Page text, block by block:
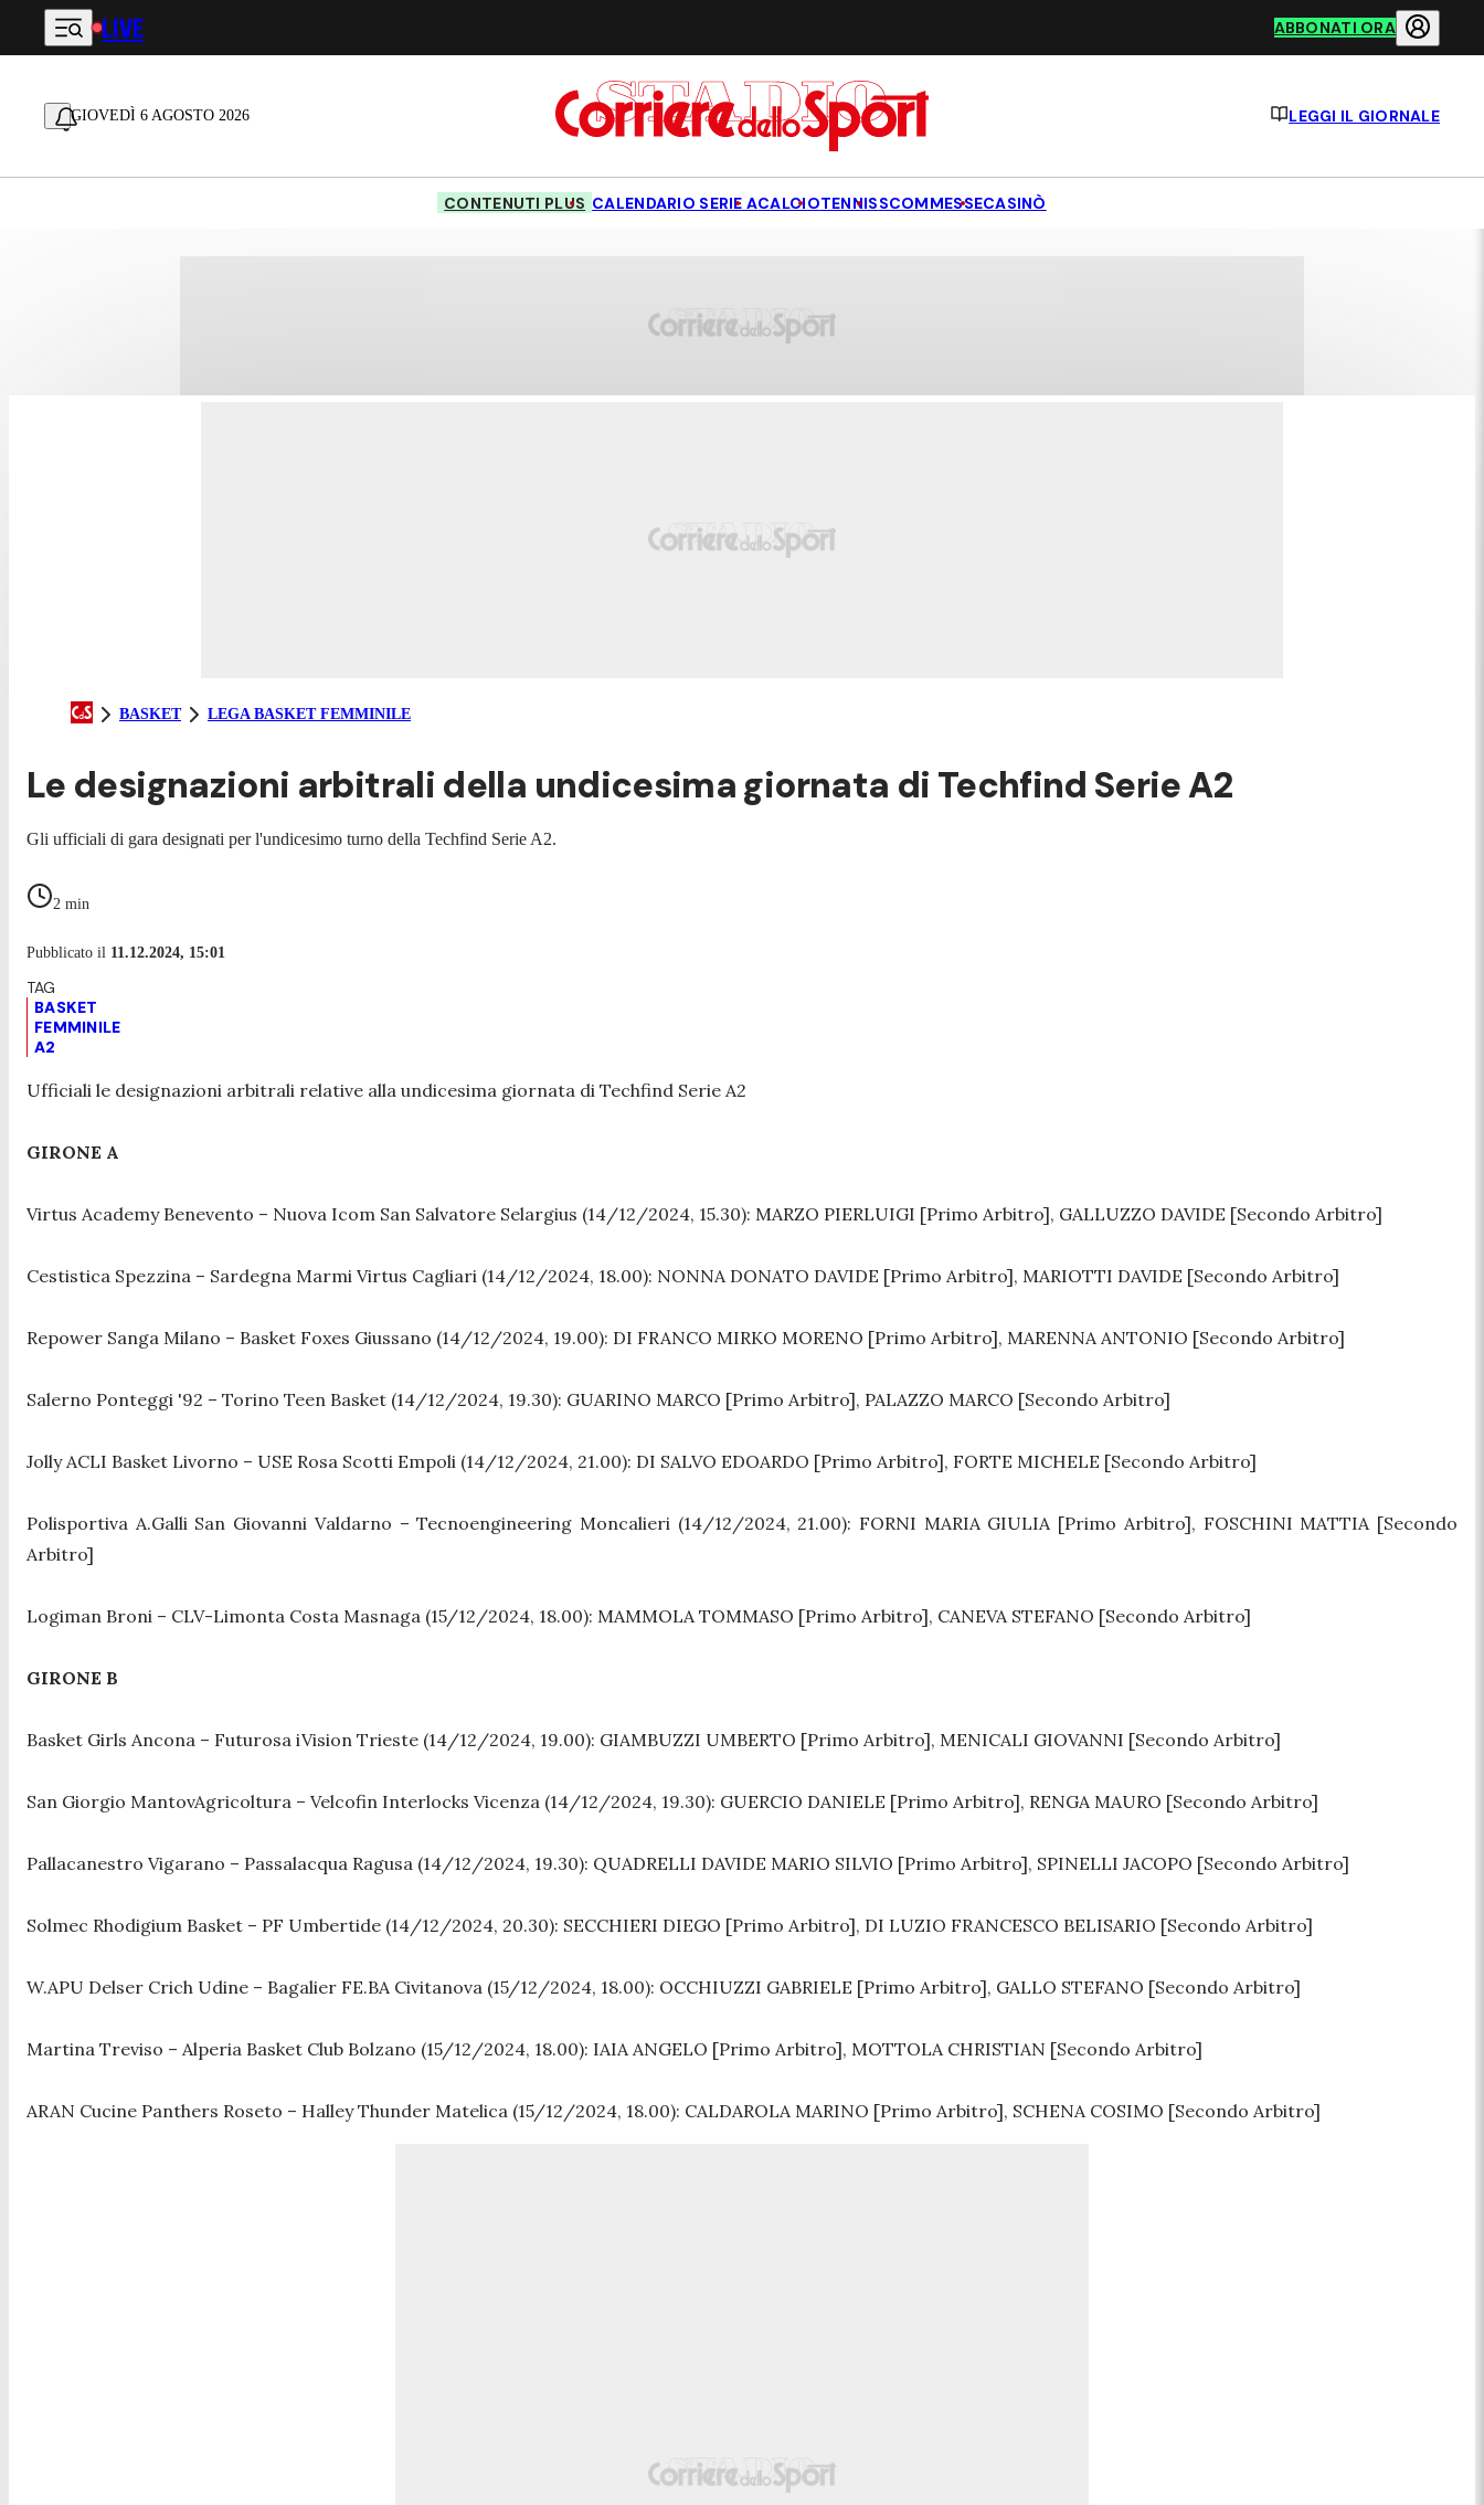
Vai al contenuto principale
LIVE ABBONATI ORA
GIOVEDÌ 6 AGOSTO 2026 LEGGI IL GIORNALE
CONTENUTI PLUS CALENDARIO SERIE ACALCIOTENNISSCOMMESSECASINÒ
BASKET LEGA BASKET FEMMINILE
Le designazioni arbitrali della undicesima giornata di Techfind Serie A2
Gli ufficiali di gara designati per l'undicesimo turno della Techfind Serie A2.
2 min
Pubblicato il 11.12.2024, 15:01
BASKET
FEMMINILE
A2
Ufficiali le designazioni arbitrali relative alla undicesima giornata di Techfind Serie A2
GIRONE A
Virtus Academy Benevento – Nuova Icom San Salvatore Selargius (14/12/2024, 15.30): MARZO PIERLUIGI [Primo Arbitro], GALLUZZO DAVIDE [Secondo Arbitro]
Cestistica Spezzina – Sardegna Marmi Virtus Cagliari (14/12/2024, 18.00): NONNA DONATO DAVIDE [Primo Arbitro], MARIOTTI DAVIDE [Secondo Arbitro]
Repower Sanga Milano – Basket Foxes Giussano (14/12/2024, 19.00): DI FRANCO MIRKO MORENO [Primo Arbitro], MARENNA ANTONIO [Secondo Arbitro]
Salerno Ponteggi '92 – Torino Teen Basket (14/12/2024, 19.30): GUARINO MARCO [Primo Arbitro], PALAZZO MARCO [Secondo Arbitro]
Jolly ACLI Basket Livorno – USE Rosa Scotti Empoli (14/12/2024, 21.00): DI SALVO EDOARDO [Primo Arbitro], FORTE MICHELE [Secondo Arbitro]
Polisportiva A.Galli San Giovanni Valdarno – Tecnoengineering Moncalieri (14/12/2024, 21.00): FORNI MARIA GIULIA [Primo Arbitro], FOSCHINI MATTIA [Secondo
Arbitro]
Logiman Broni – CLV-Limonta Costa Masnaga (15/12/2024, 18.00): MAMMOLA TOMMASO [Primo Arbitro], CANEVA STEFANO [Secondo Arbitro]
GIRONE B
Basket Girls Ancona – Futurosa iVision Trieste (14/12/2024, 19.00): GIAMBUZZI UMBERTO [Primo Arbitro], MENICALI GIOVANNI [Secondo Arbitro]
San Giorgio MantovAgricoltura – Velcofin Interlocks Vicenza (14/12/2024, 19.30): GUERCIO DANIELE [Primo Arbitro], RENGA MAURO [Secondo Arbitro]
Pallacanestro Vigarano – Passalacqua Ragusa (14/12/2024, 19.30): QUADRELLI DAVIDE MARIO SILVIO [Primo Arbitro], SPINELLI JACOPO [Secondo Arbitro]
Solmec Rhodigium Basket – PF Umbertide (14/12/2024, 20.30): SECCHIERI DIEGO [Primo Arbitro], DI LUZIO FRANCESCO BELISARIO [Secondo Arbitro]
W.APU Delser Crich Udine – Bagalier FE.BA Civitanova (15/12/2024, 18.00): OCCHIUZZI GABRIELE [Primo Arbitro], GALLO STEFANO [Secondo Arbitro]
Martina Treviso – Alperia Basket Club Bolzano (15/12/2024, 18.00): IAIA ANGELO [Primo Arbitro], MOTTOLA CHRISTIAN [Secondo Arbitro]
ARAN Cucine Panthers Roseto – Halley Thunder Matelica (15/12/2024, 18.00): CALDAROLA MARINO [Primo Arbitro], SCHENA COSIMO [Secondo Arbitro]